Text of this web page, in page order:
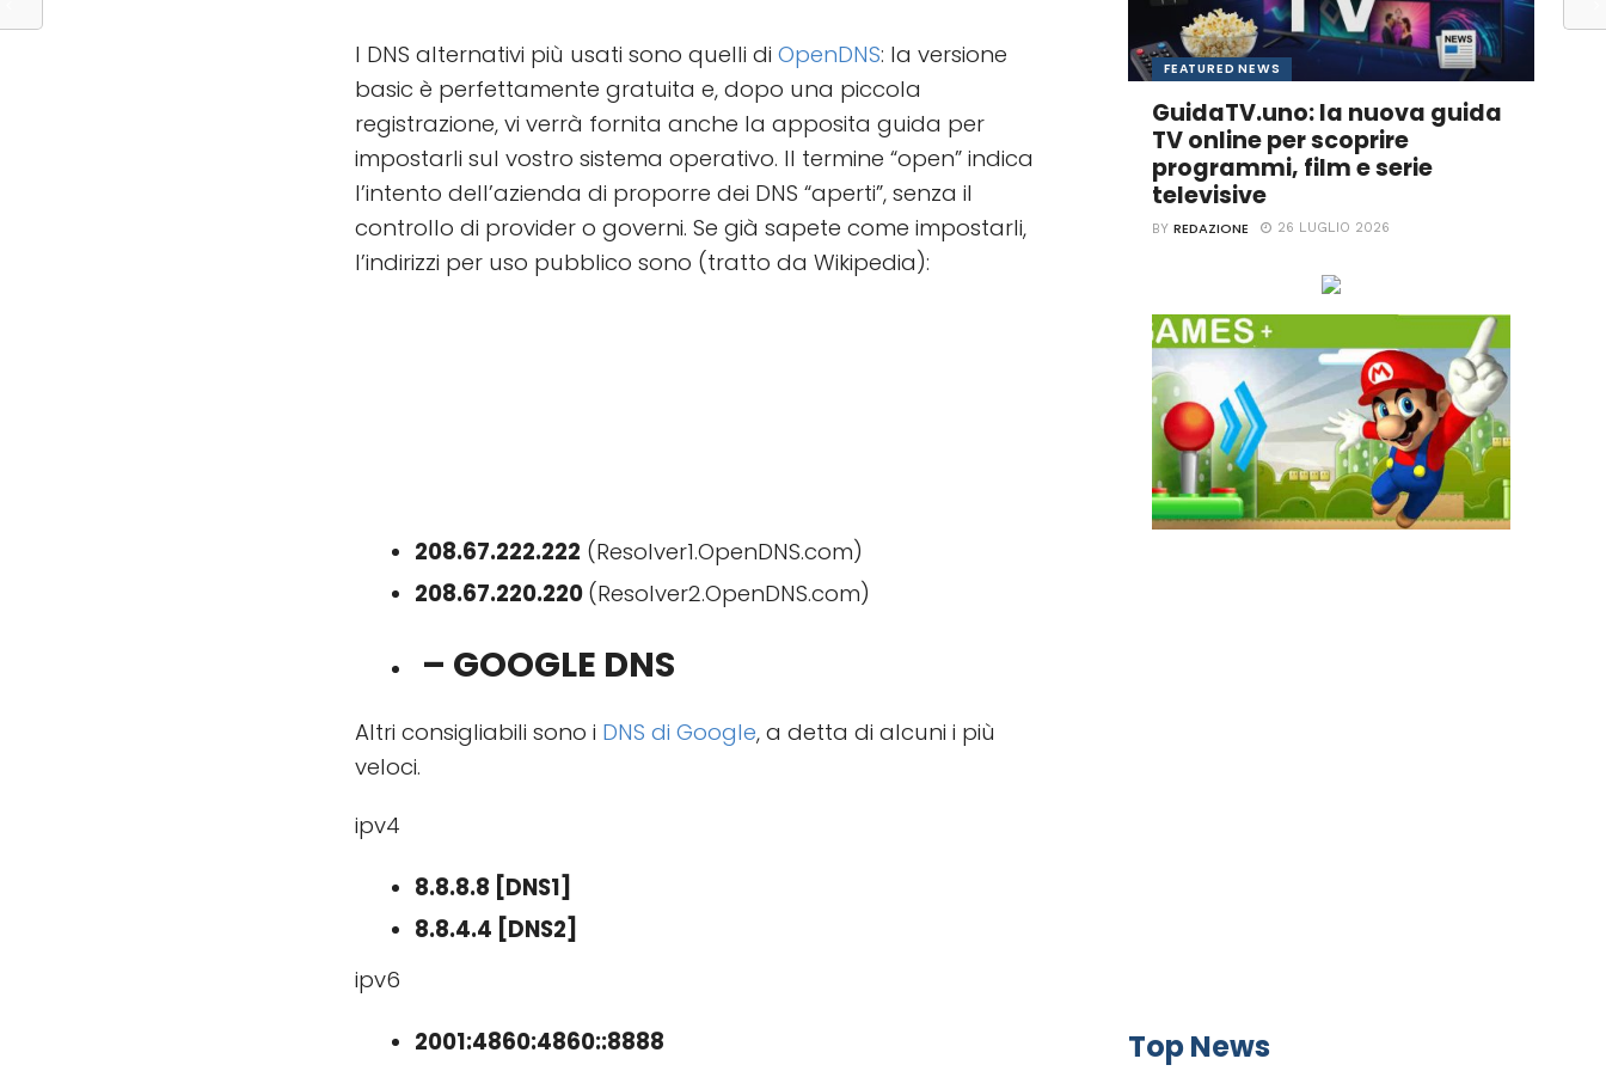
I DNS alternativi più usati sono quelli diOpenDNS: la versione
basic è perfettamente gratuita e, dopo una piccola
registrazione, vi verrà fornita anche la apposita guida per
impostarli sul vostro sistema operativo. Il termine “open” indica
l’intento dell’azienda di proporre dei DNS “aperti”, senza il
controllo di provider o governi. Se già sapete come impostarli,
l’indirizzi per uso pubblico sono (tratto da Wikipedia):
208.67.222.222 (Resolver1.OpenDNS.com)
208.67.220.220 (Resolver2.OpenDNS.com)
– GOOGLE DNS
Altri consigliabili sono i DNS di Google, a detta di alcuni i più
veloci.
ipv4
8.8.8.8 [DNS1]
8.8.4.4 [DNS2]
ipv6
2001:4860:4860::8888
FEATURED NEWS
GuidaTV.uno: la nuova guida
TV online per scoprire
programmi, film e serie
televisive
BYREDAZIONE 26 LUGLIO 2026
Top News